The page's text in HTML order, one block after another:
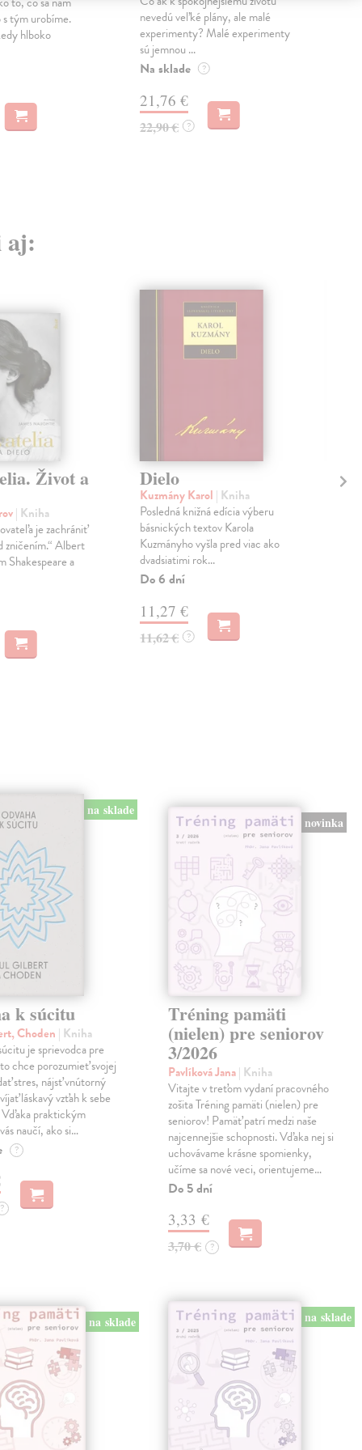
tým urobíme.
hlboko
nevedú veľké plány, ale malé
experimenty? Malé experimenty
sú jemnou ...
Na sklade ?
21,76 €
22,90 € ?
aj:
Život a
| Kniha
je zachrániť
zničením.“ Albert
Shakespeare a
Dielo
Kuzmány Karol | Kniha
Posledná knižná edícia výberu
básnických textov Karola
Kuzmányho vyšla pred viac ako
dvadsiatimi rok...
Do 6 dní
11,27 €
11,62 € ?
na sklade
k súcitu
Choden | Kniha
je sprievodca pre
chce porozumieť svojej
stres, nájsť vnútorný
láskavý vzťah k sebe
praktickým
naučí, ako si…
?
?
novinka
Tréning pamäti
(nielen) pre seniorov
3/2026
Pavlíková Jana| Kniha
Vitajte v treťom vydaní pracovného
zošita Tréning pamäti (nielen) pre
seniorov! Pamäť patrí medzi naše
najcennejšie schopnosti. Vďaka nej si
uchovávame krásne spomienky,
učíme sa nové veci, orientujeme…
Do 5 dní
3,33 €
3,70 € ?
na sklade na sklade